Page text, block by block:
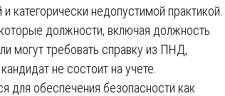
категорически недопустимой практикой.
должности, включая должность
могут требовать справку из ПНД,
не состоит на учете.
для обеспечения безопасности как